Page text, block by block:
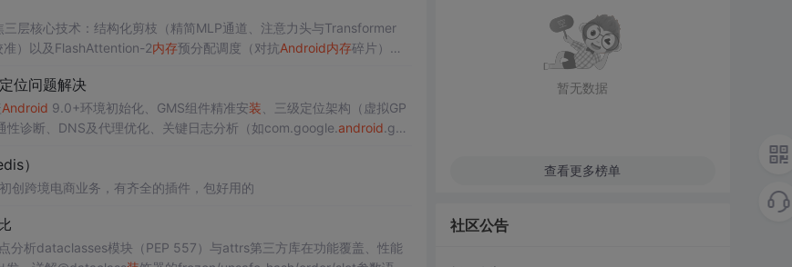
层核心技术：结构化剪枝（精简MLP通道、注意力头与Transformer
）以及FlashAttention-2内存预分配调度（对抗Android内存碎片）。
位问题解决
Android 9.0+环境初始化、GMS组件精准安装 、三级定位架构（虚拟GP
诊断、DNS及代理优化、关键日志分析（如com.google. android .gm
）
适用初创跨境电商业务，有齐全的插件，包好用的
分析dataclasses模块（PEP 557）与attrs第三方库在功能覆盖、性能
暂无数据
查看更多榜单
社区公告